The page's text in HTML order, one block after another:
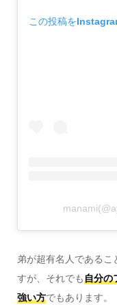
この投稿を
弟が超有名人である
すが、それでも自分の
強い方でもあります。